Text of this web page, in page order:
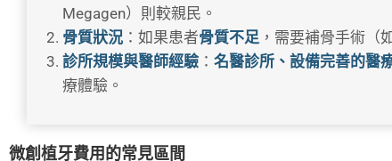
Megagen）則較親民。
骨質狀況 ：如果患者骨質不足，需要補骨手術（
診所規模與醫師經驗 ： 名醫診所、設備完善的醫
療體驗。
微創植牙費用的常見區間